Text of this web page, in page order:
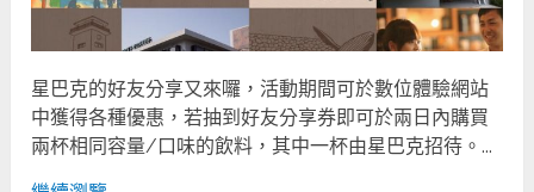
星巴克的好友分享又來囉，活動期間可於數位體驗網站
中獲得各種優惠，若抽到好友分享券即可於兩日內購買
兩杯相同容量/口味的飲料，其中一杯由星巴克招待。...